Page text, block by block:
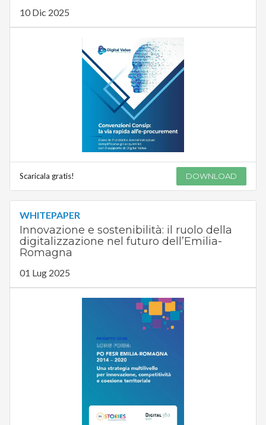
10 Dic 2025
Scaricala gratis! DOWNLOAD
WHITEPAPER
Innovazione e sostenibilità: il ruolo della
digitalizzazione nel futuro dell’Emilia-
Romagna
01 Lug 2025